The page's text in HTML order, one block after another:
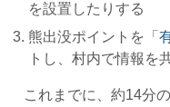
を設置したりする
熊出没ポイントを「
トし、村内で情報を
これまでに、約14分